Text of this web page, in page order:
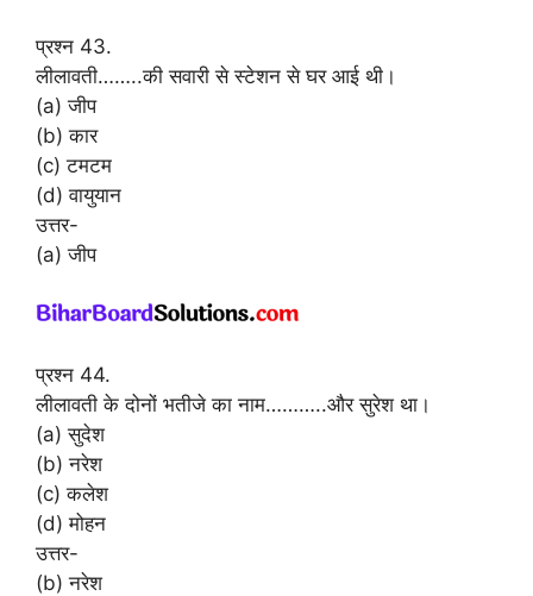
प्रश्न 43.
लीलावती……..की सवारी से स्टेशन से घर आई थी।
(a) जीप
(b) कार
(c) टमटम
(d) वायुयान
उत्तर-
(a) जीप
प्रश्न 44.
लीलावती के दोनों भतीजे का नाम………..और सुरेश था।
(a) सुदेश
(b) नरेश
(c) कलेश
(d) मोहन
उत्तर-
(b) नरेश